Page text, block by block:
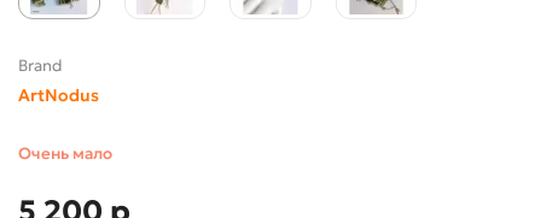
Brand
ArtNodus
Очень мало